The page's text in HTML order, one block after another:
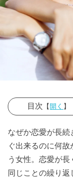
目次 【開く 】
› 恋愛が長続き
しない理由①
彼氏のことが
本当に好きで
なぜか恋愛が長
ぐ出来るのに何
う女性。恋愛が
同じことの繰り